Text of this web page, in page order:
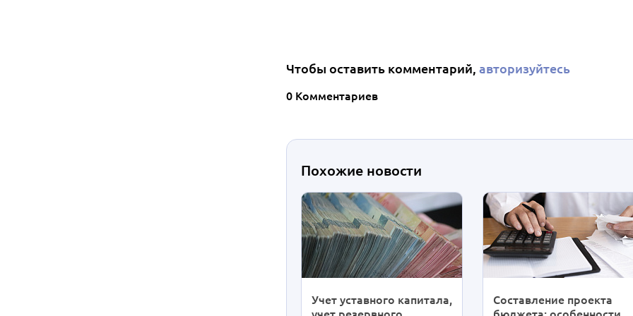
Чтобы оставить комментарий, авторизуйтесь
0 Комментариев
Похожие новости
Учет уставного капитала,
Составление проекта